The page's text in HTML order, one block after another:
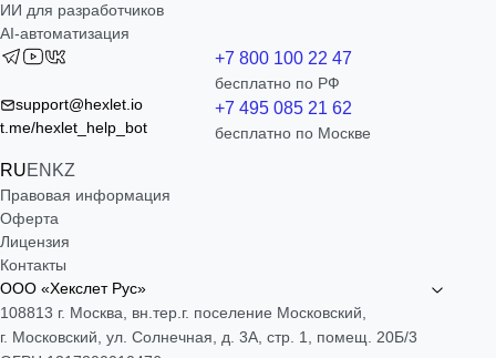
ИИ для разработчиков
AI-автоматизация
support@hexlet.io
t.me/hexlet_help_bot
RUEN KZ
+7 800 100 22 47
бесплатно по РФ
+7 495 085 21 62
бесплатно по Москве
Правовая информация
Оферта
Лицензия
Контакты
ООО «Хекслет Рус»
108813 г. Москва, вн.тер.г. поселение Московский,
г. Московский, ул. Солнечная, д. 3А, стр. 1, помещ. 20Б/3